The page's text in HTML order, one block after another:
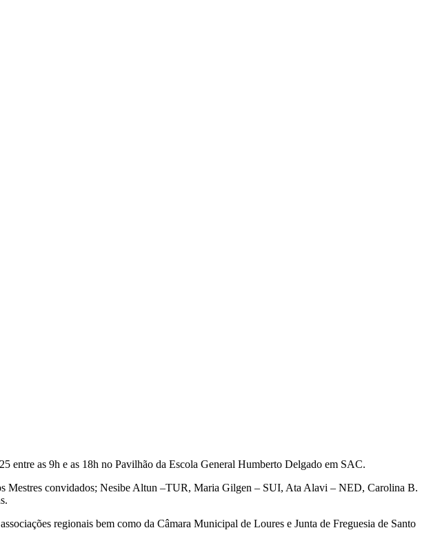
entre as 9h e as 18h no Pavilhão da Escola General Humberto Delgado em SAC.
Mestres convidados; Nesibe Altun –TUR, Maria Gilgen – SUI, Ata Alavi – NED, Carolina B.
regionais bem como da Câmara Municipal de Loures e Junta de Freguesia de Santo